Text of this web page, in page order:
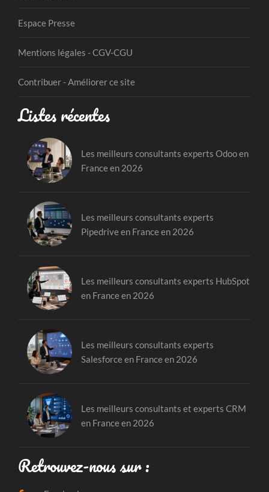
Espace Presse
Mentions légales - CGV-CGU
Contribuer - Améliorer ce site
Listes récentes
Les meilleurs consultants experts Odoo en
France en 2026
Les meilleurs consultants experts
Pipedrive en France en 2026
Les meilleurs consultants experts HubSpot
en France en 2026
Les meilleurs consultants experts
Salesforce en France en 2026
Les meilleurs consultants et experts CRM
en France en 2026
Retrouvez-nous sur :